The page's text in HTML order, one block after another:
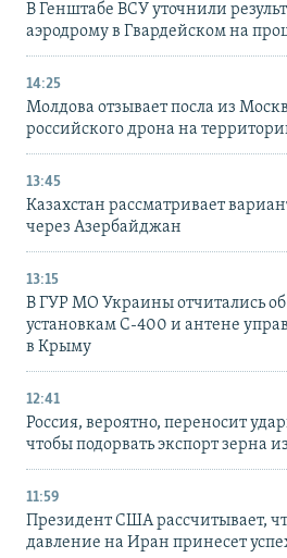
В Генштабе ВСУ уточнили
аэродрому в Гвардейском на
14:25
Молдова отзывает посла из
российского дрона на
13:45
Казахстан рассматривает
через Азербайджан
13:15
В ГУР МО Украины отчитались об
установкам С-400 и антене
в Крыму
12:41
Россия, вероятно, переносит
чтобы подорвать экспорт зерна
11:59
Президент США рассчитывает,
давление на Иран принесет